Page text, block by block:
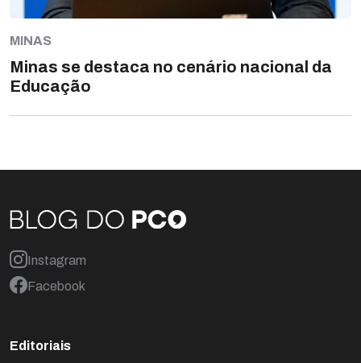
MINAS
Minas se destaca no cenário nacional da
Educação
Instagram
Facebook
Editoriais